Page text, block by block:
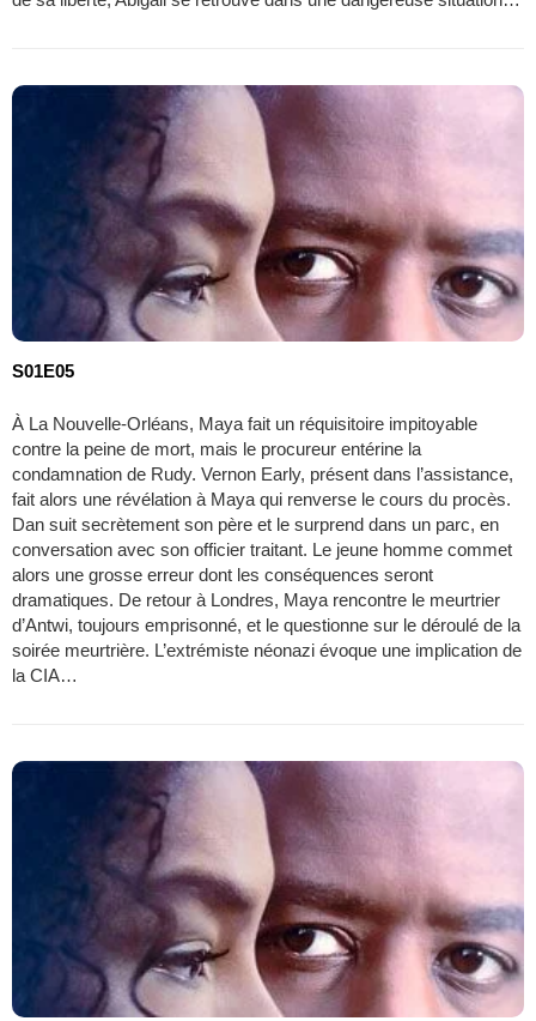
S01E05
À La Nouvelle-Orléans, Maya fait un réquisitoire impitoyable
contre la peine de mort, mais le procureur entérine la
condamnation de Rudy. Vernon Early, présent dans l’assistance,
fait alors une révélation à Maya qui renverse le cours du procès.
Dan suit secrètement son père et le surprend dans un parc, en
conversation avec son officier traitant. Le jeune homme commet
alors une grosse erreur dont les conséquences seront
dramatiques. De retour à Londres, Maya rencontre le meurtrier
d’Antwi, toujours emprisonné, et le questionne sur le déroulé de la
soirée meurtrière. L’extrémiste néonazi évoque une implication de
la CIA…